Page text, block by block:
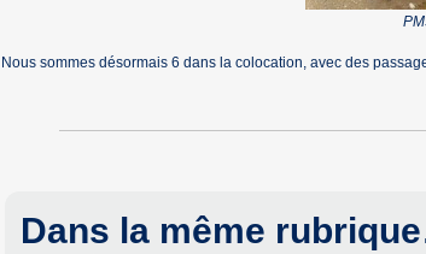
Nous sommes désormais 6 dans la colocation, avec des
Dans la même